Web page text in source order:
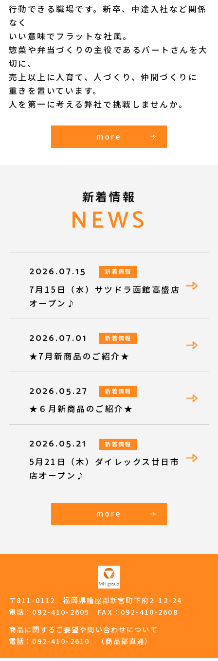
行動できる職場です。新卒、中途入社など関係
なく
いい意味でフラットな社風。
惣菜や弁当づくりの主役であるパートさんを大
切に、
売上以上に人育て、人づくり、仲間づくりに
重きを置いています。
人を第一に考える弊社で挑戦しませんか。
more
新着情報
NEWS
2026.07.15 新着情報
7月15日（水）サツドラ函館高盛店
オープン♪
2026.07.01 新着情報
★7月新商品のご紹介★
2026.05.27 新着情報
★６月新商品のご紹介★
2026.05.21 新着情報
5月21日（木）ダイレックス廿日市
店オープン♪
more
〒811-0112 福岡県糟屋郡新宮町下府2-12-24
電話： 092-410-2605
FAX：092-410-2608
商品に関するご要望や問い合わせについて
電話： 092-410-2610 （商品部直通）